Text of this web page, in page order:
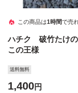
この商品は1時間で売
ハチク 破竹たけの
この王様
送料無料
1,400円